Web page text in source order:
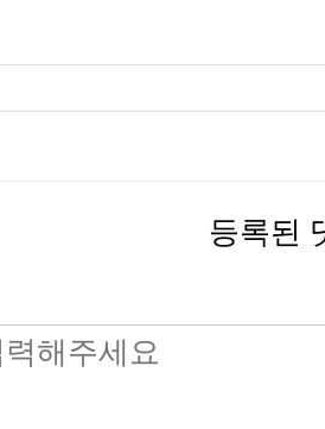
등록된